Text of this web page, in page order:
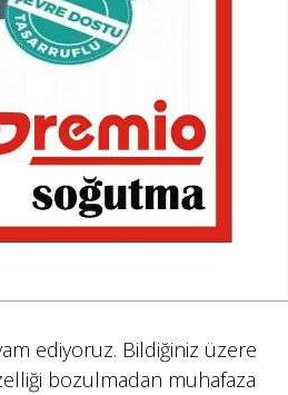
ediyoruz. Bildiğiniz üzere
bozulmadan muhafaza